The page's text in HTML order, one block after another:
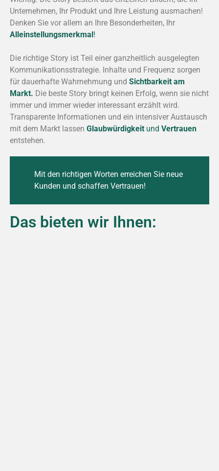
Unternehmen, Ihr Produkt und Ihre Leistung ausmachen!
Denken Sie vor allem an Ihre Besonderheiten, Ihr
Alleinstellungsmerkmal!
Die richtige Story ist Teil einer ganzheitlich ausgelegten
Kommunikationsstrategie. Inhalte und Frequenz sorgen
für dauerhafte Wahrnehmung und Sichtbarkeit am
Markt. Die beste Story bringt keinen Erfolg, wenn sie nicht
immer und immer wieder interessant erzählt wird.
Transparente Informationen und ein intensiver Austausch
mit dem Markt lassen Glaubwürdigkeit und Vertrauen
entstehen.
Mit den richtigen Worten erreichen Sie neue
Kunden und schaffen Vertrauen!
Das bieten wir Ihnen: